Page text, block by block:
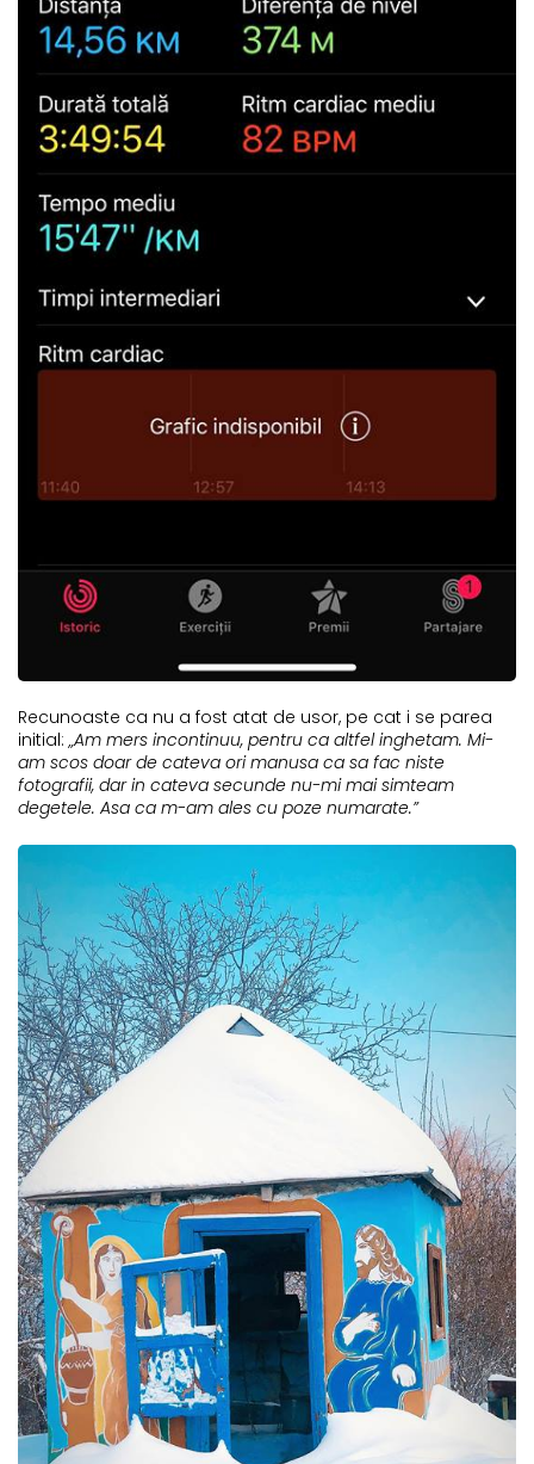
Recunoaste ca nu a fost atat de usor, pe cat i se parea
initial: „Am mers incontinuu, pentru ca altfel inghetam. Mi-
am scos doar de cateva ori manusa ca sa fac niste
fotografii, dar in cateva secunde nu-mi mai simteam
degetele. Asa ca m-am ales cu poze numarate.”